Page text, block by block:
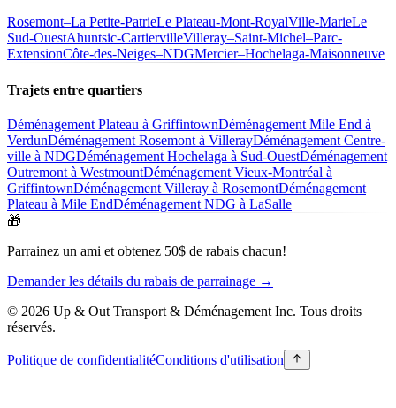
Rosemont–La Petite-PatrieLe Plateau-Mont-RoyalVille-MarieLe
Sud-OuestAhuntsic-CartiervilleVilleray–Saint-Michel–Parc-
ExtensionCôte-des-Neiges–NDGMercier–Hochelaga-Maisonneuve
Trajets entre quartiers
Déménagement Plateau à GriffintownDéménagement Mile End à
VerdunDéménagement Rosemont à VillerayDéménagement Centre-
ville à NDGDéménagement Hochelaga à Sud-OuestDéménagement
Outremont à WestmountDéménagement Vieux-Montréal à
GriffintownDéménagement Villeray à RosemontDéménagement
Plateau à Mile EndDéménagement NDG à LaSalle
🎁
Parrainez un ami et obtenez 50$ de rabais chacun!
Demander les détails du rabais de parrainage →
© 2026 Up & Out Transport & Déménagement Inc. Tous droits
réservés.
Politique de confidentialitéConditions d'utilisation